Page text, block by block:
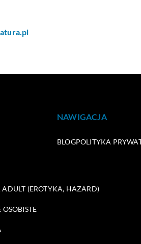
NAWIGACJA
BLOGPOLITYKA
(EROTYKA, HAZARD)
OSOBISTE